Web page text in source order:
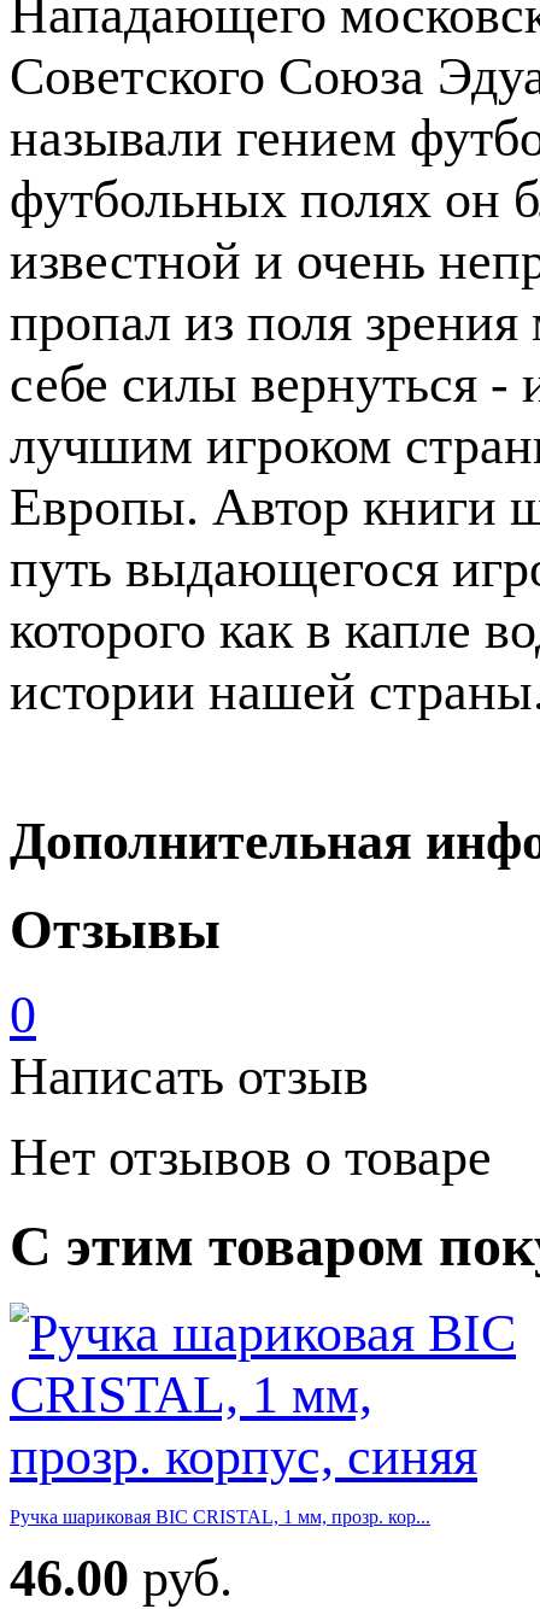
Нападающего
Советского Союза
называли гением
футбольных полях он
известной и очень
пропал из поля
себе силы вернуться
лучшим игроком
Европы. Автор книги
путь выдающегося
которого как в капле
истории нашей
Дополнительная
Отзывы
0
Написать отзыв
Нет отзывов о товаре
С этим товаром
Ручка шариковая BIC CRISTAL, 1 мм, прозр. кор...
46.00 руб.